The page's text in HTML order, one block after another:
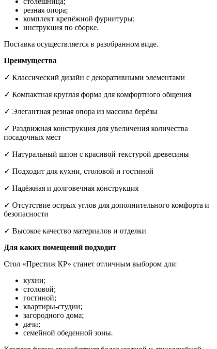
резная опора;
комплект крепёжной фурнитуры;
инструкция по сборке.
Поставка осуществляется в разобранном виде.
Преимущества
✓ Классический дизайн с декоративными элементами
✓ Компактная круглая форма для комфортного общения
✓ Элегантная резная опора из массива берёзы
✓ Раздвижная конструкция для увеличения количества
посадочных мест
✓ Натуральный шпон с красивой текстурой древесины
✓ Подходит для кухни, столовой и гостиной
✓ Надёжная и долговечная конструкция
✓ Отсутствие острых углов для дополнительного комфорта и
безопасности
✓ Высокое качество материалов и отделки
Для каких помещений подходит
Стол «Престиж КР» станет отличным выбором для:
кухни;
столовой;
гостиной;
квартиры-студии;
загородного дома;
дачи;
семейной обеденной зоны.